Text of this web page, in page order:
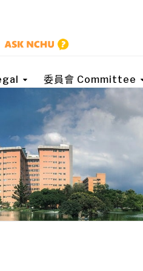
委員會 Committee